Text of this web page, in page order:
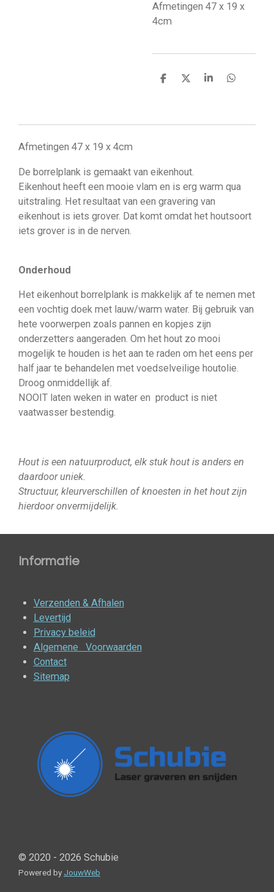
Afmetingen 47 x 19 x
4cm
D
n
D
S
e
D
n
Afmetingen 47 x 19 x 4cm
De borrelplank is gemaakt van eikenhout.
Eikenhout heeft een mooie vlam en is erg warm qua
uitstraling. Het resultaat van een gravering van
eikenhout is iets grover. Dat komt omdat het houtsoort
iets grover is in de nerven.
Onderhoud
Het eikenhout borrelplank is makkelijk af te nemen met
een vochtig doek met lauw/warm water. Bij gebruik van
hete voorwerpen zoals pannen en kopjes zijn
onderzetters aangeraden. Om het hout zo mooi
mogelijk te houden is het aan te raden om het eens per
half jaar te behandelen met voedselveilige houtolie.
Droog onmiddellijk af.
NOOIT laten weken in water en product is niet
vaatwasser bestendig.
Hout is een natuurproduct, elk stuk hout is anders en
daardoor uniek.
Structuur, kleurverschillen of knoesten in het hout zijn
hierdoor onvermijdelijk.
Informatie
Verzenden & Afhalen
Levertijd
Privacy beleid
Algemene Voorwaarden
Contact
Sitemap
© 2020 - 2026 Schubie
Powered by JouwWeb